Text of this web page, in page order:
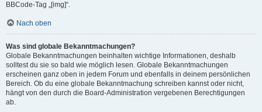
BBCode-Tag „[img]“.
Nach oben
Was sind globale Bekanntmachungen?
Globale Bekanntmachungen beinhalten wichtige Informationen, deshalb
solltest du sie so bald wie möglich lesen. Globale Bekanntmachungen
erscheinen ganz oben in jedem Forum und ebenfalls in deinem persönlichen
Bereich. Ob du eine globale Bekanntmachung schreiben kannst oder nicht,
hängt von den durch die Board-Administration vergebenen Berechtigungen
ab.